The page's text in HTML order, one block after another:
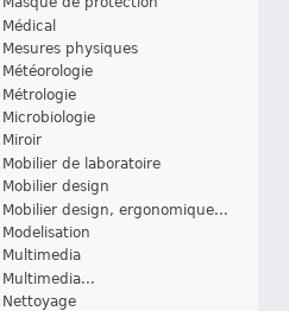
Médical
Mesures physiques
Météorologie
Métrologie
Microbiologie
Miroir
Mobilier de laboratoire
Mobilier design
Mobilier design, ergonomique...
Modelisation
Multimedia
Multimedia...
Nettoyage